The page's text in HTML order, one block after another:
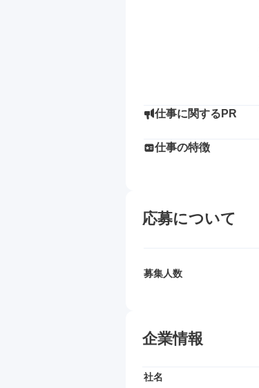
仕事に関するPR
仕事の特徴
応募について
募集人数
企業情報
社名